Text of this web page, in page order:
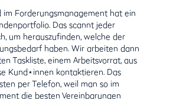
im Forderungsmanagement hat ein
Das scannt jeder
um herauszufinden, welche der
haben. Wir arbeiten dann
Taskliste, einem Arbeitsvorrat, aus
Kund⋆innen kontaktieren. Das
per Telefon, weil man so im
die besten Vereinbarungen